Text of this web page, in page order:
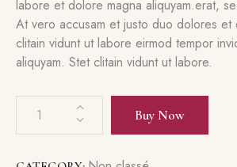
labore et dolore magna aliquyam.erat,
At vero accusam et justo duo dolores et
clitain vidunt ut labore eirmod tempor
aliquyam. Stet clitain vidunt ut labore.
Buy Now